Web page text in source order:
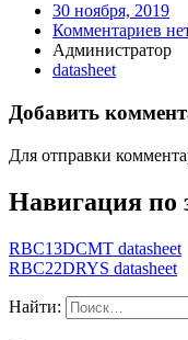
30 ноября, 2019
Комментариев
Администратор
datasheet
Добавить
Для отправки
Навигация по
RBC13DCMT datasheet
RBC22DRYS datasheet
Найти: